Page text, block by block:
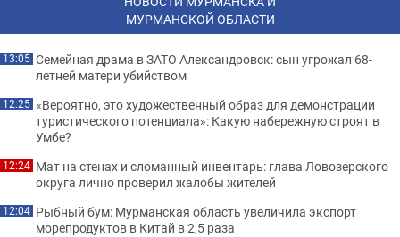
МУРМАНСКОЙ ОБЛАСТИ
13:05 Семейная драма в ЗАТО Александровск: сын угрожал 68-
летней матери убийством
12:25 «Вероятно, это художественный образ для демонстрации
туристического потенциала»: Какую набережную строят в
Умбе?
12:24 Мат на стенах и сломанный инвентарь: глава Ловозерского
округа лично проверил жалобы жителей
12:04 Рыбный бум: Мурманская область увеличила экспорт
морепродуктов в Китай в 2,5 раза